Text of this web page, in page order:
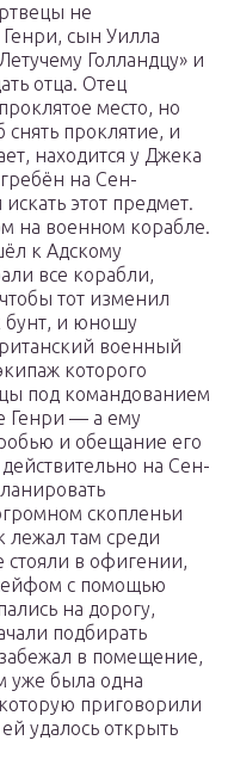
не
сын Уилла
Голландцу» и
отца. Отец
место, но
снять проклятие, и
находится у Джека
на Сен-
этот предмет.
на военном корабле.
к Адскому
все корабли,
тот изменил
бунт, и юношу
военный
которого
под командованием
Генри — а ему
и обещание его
на Сен-
скопленьи
там среди
стояли в офигении,
с помощью
на дорогу,
подбирать
в помещение,
уже была одна
приговорили
удалось открыть